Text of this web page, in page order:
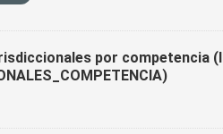
por competencia